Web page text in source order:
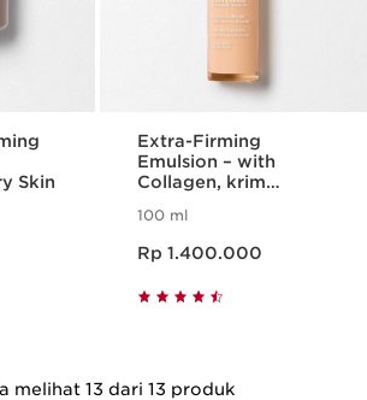
Skin
Extra-Firming
Emulsion – with
Collagen, krim
moisturizer kolagen
100 ml
Rp 1.400.000
melihat 13 dari 13 produk